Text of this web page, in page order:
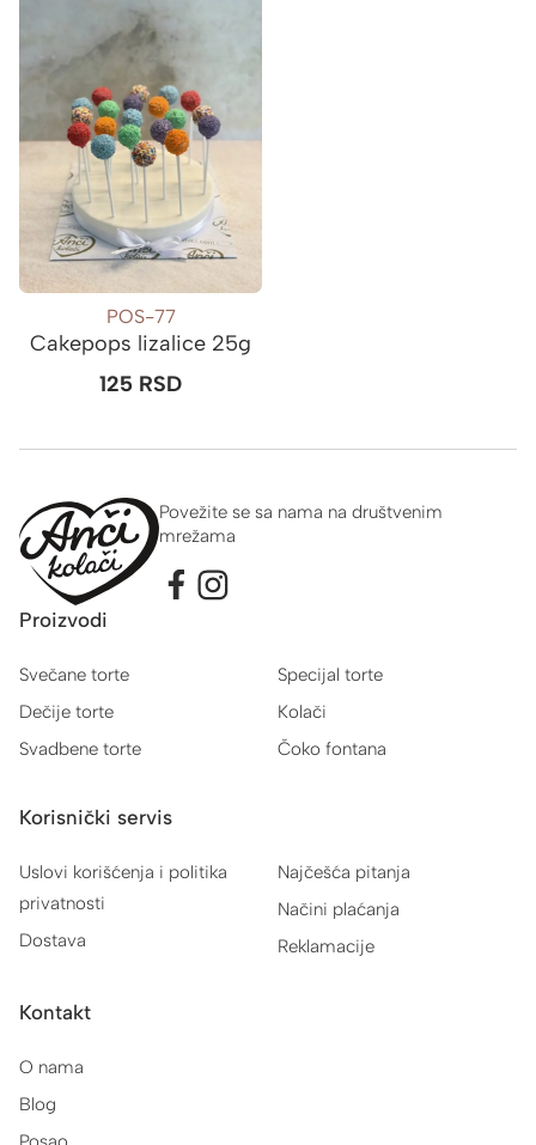
POS-77
Cakepops lizalice 25g
125 RSD
Povežite se sa nama na društvenim
mrežama
Proizvodi
Svečane torte
Dečije torte
Svadbene torte
Specijal torte
Kolači
Čoko fontana
Korisnički servis
Uslovi korišćenja i politika
privatnosti
Dostava
Najčešća pitanja
Načini plaćanja
Reklamacije
Kontakt
O nama
Blog